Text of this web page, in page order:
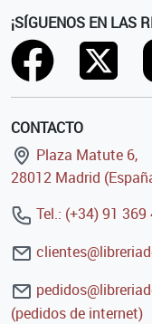
¡SÍGUENOS EN LAS
CONTACTO
Plaza Matute 6,
28012 Madrid
Tel.: (+34) 91 369
(pedidos de internet)